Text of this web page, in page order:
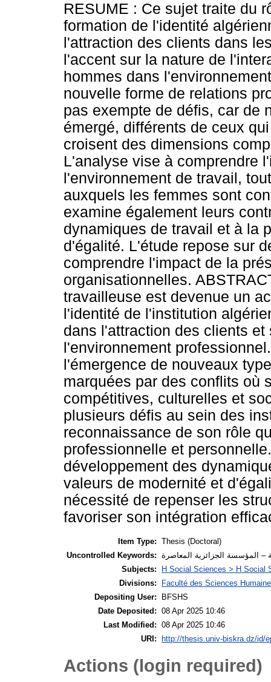
RESUME : Ce sujet traite du
formation de l'identité
l'attraction des clients dans
l'accent sur la nature de
hommes dans
nouvelle forme de relations
pas exempte de défis, car de
émergé, différents de ceux
croisent des dimensions
L'analyse vise à comprendre
l'environnement de travail,
auxquels les femmes sont
examine également leurs
dynamiques de travail et à la
d'égalité. L'étude repose sur
comprendre l'impact de la
organisationnelles.
travailleuse est devenue un
l'identité de l'institution
dans l'attraction des clients
l'environnement
l'émergence de nouveaux
marquées par des conflits où
compétitives, culturelles et
plusieurs défis au sein des
reconnaissance de son rôle
professionnelle et
développement des
valeurs de modernité et
nécessité de repenser les
favoriser son intégration
Item Type: Thesis (Doctoral)
Uncontrolled Keywords:
– المؤسسة الجزائرية المعاصرة
Subjects:
H Social Sciences > H Social
Divisions:
Faculté des Sciences
Depositing User:
BFSHS
Date Deposited: 08 Apr 2025 10:46
Last Modified: 08 Apr 2025 10:46
URI:
http://thesis.univ-biskra.dz/id/
Actions (login required)